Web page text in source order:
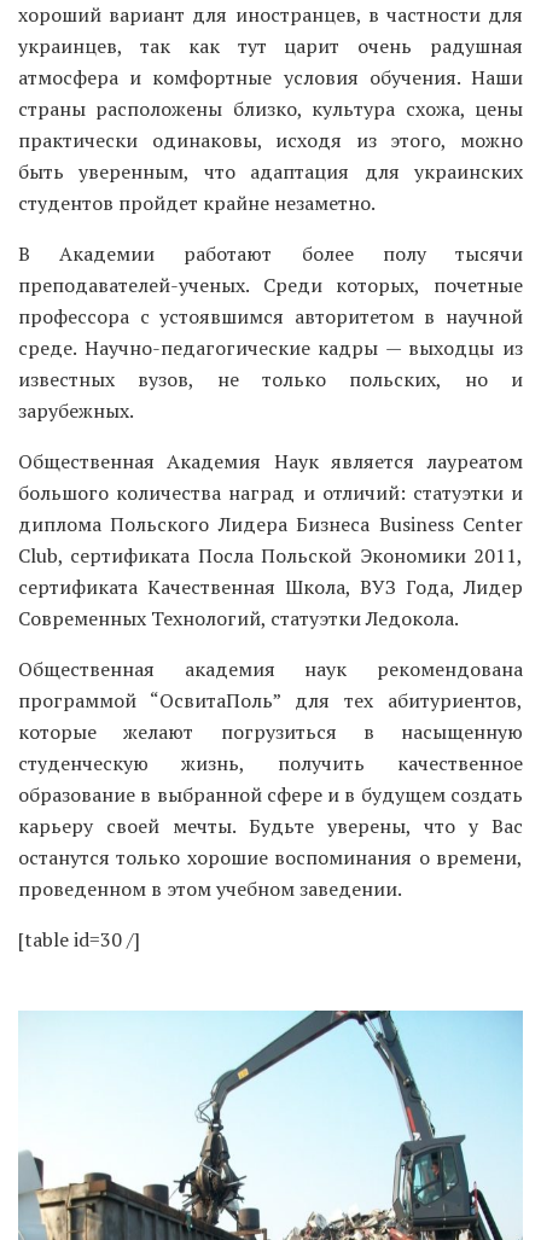
хороший вариант для иностранцев, в частности для
украинцев, так как тут царит очень радушная
атмосфера и комфортные условия обучения. Наши
страны расположены близко, культура схожа, цены
практически одинаковы, исходя из этого, можно
быть уверенным, что адаптация для украинских
студентов пройдет крайне незаметно.
В Академии работают более полу тысячи
преподавателей-ученых. Среди которых, почетные
профессора с устоявшимся авторитетом в научной
среде. Научно-педагогические кадры — выходцы из
известных вузов, не только польских, но и
зарубежных.
Общественная Академия Наук является лауреатом
большого количества наград и отличий: статуэтки и
диплома Польского Лидера Бизнеса Business Center
Club, сертификата Посла Польской Экономики 2011,
сертификата Качественная Школа, ВУЗ Года, Лидер
Современных Технологий, статуэтки Ледокола.
Общественная академия наук рекомендована
программой “ОсвитаПоль” для тех абитуриентов,
которые желают погрузиться в насыщенную
студенческую жизнь, получить качественное
образование в выбранной сфере и в будущем создать
карьеру своей мечты. Будьте уверены, что у Вас
останутся только хорошие воспоминания о времени,
проведенном в этом учебном заведении.
[table id=30 /]